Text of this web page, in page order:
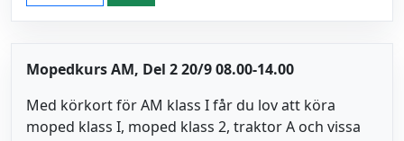
Mopedkurs AM, Del 2 20/9 08.00-14.00
Med körkort för AM klass I får du lov att köra
moped klass I, moped klass 2, traktor A och vissa